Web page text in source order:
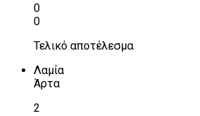
0
0
Τελικό αποτέλεσμα
Λαμία
Άρτα
2